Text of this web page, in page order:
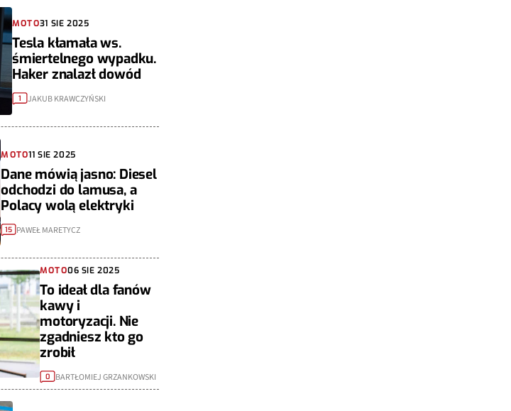
MOTO31 SIE 2025
Tesla kłamała ws.
śmiertelnego wypadku.
Haker znalazł dowód
1 JAKUB KRAWCZYŃSKI
MOTO11 SIE 2025
Dane mówią jasno: Diesel
odchodzi do lamusa, a
Polacy wolą elektryki
15 PAWEŁ MARETYCZ
MOTO06 SIE 2025
To ideał dla fanów
kawy i
motoryzacji. Nie
zgadniesz kto go
zrobił
0 BARTŁOMIEJ GRZANKOWSKI